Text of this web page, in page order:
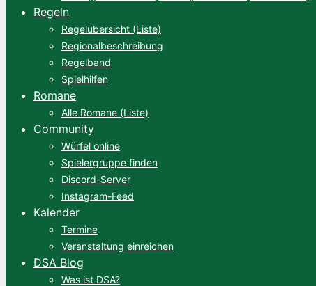
Regeln
Regelübersicht (Liste)
Regionalbeschreibung
Regelband
Spielhilfen
Romane
Alle Romane (Liste)
Community
Würfel online
Spielergruppe finden
Discord-Server
Instagram-Feed
Kalender
Termine
Veranstaltung einreichen
DSA Blog
Was ist DSA?